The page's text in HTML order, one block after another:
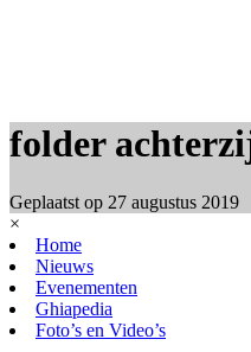
folder
Geplaatst op 27 augustus 2019
×
Home
Nieuws
Evenementen
Ghiapedia
Foto’s en Video’s